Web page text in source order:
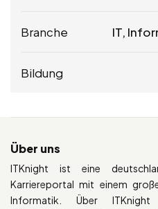
Branche IT,
Bildung
Über uns
ITKnight ist eine
Karriereportal mit einem
Informatik. Über